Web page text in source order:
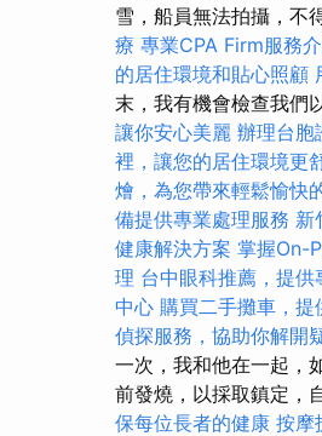
雪，船員無法拍攝，不
療 專業CPA Firm服務
的居住環境和貼心照顧
末，我有機會檢查我們
讓你安心美麗 辦理台胞
裡，讓您的居住環境更
燴，為您帶來輕鬆愉快
備提供專業處理服務 新
健康解決方案 掌握On-
理 台中眼科推薦，提供
中心 購買二手攤車，
偵探服務，協助你解開
一次，我和他在一起，
前發燒，以採取鎮定，
保每位長者的健康 按摩